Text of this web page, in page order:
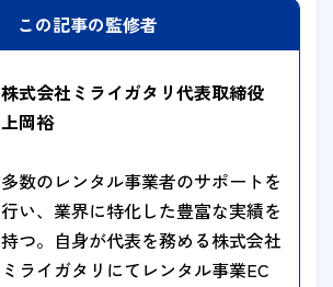
この記事の監修者
株式会社ミライガタリ代表取締役
上岡裕
多数のレンタル事業者のサポートを
行い、業界に特化した豊富な実績を
持つ。自身が代表を務める株式会社
ミライガタリにてレンタル事業EC